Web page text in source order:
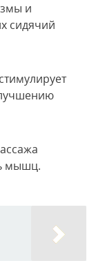
и
сидячий
мышц.